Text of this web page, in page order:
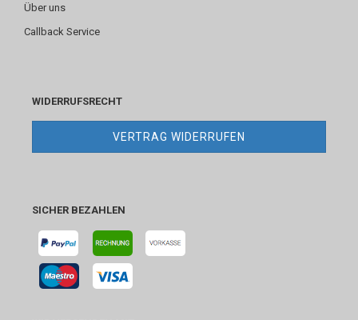
Über uns
Callback Service
WIDERRUFSRECHT
VERTRAG WIDERRUFEN
SICHER BEZAHLEN